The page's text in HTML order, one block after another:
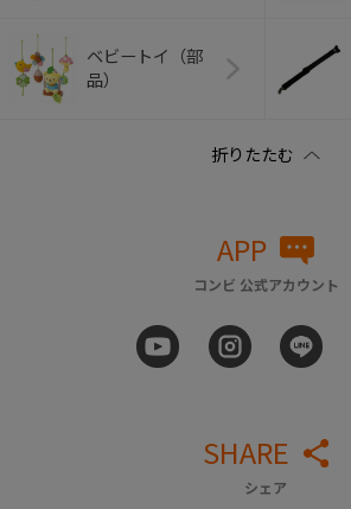
ベビートイ（部
品）
APP
コンビ 公式アカウント
SHARE
シェア